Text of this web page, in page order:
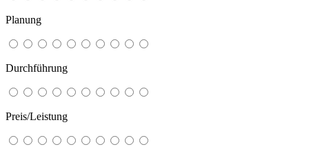
Planung
Durchführung
Preis/Leistung